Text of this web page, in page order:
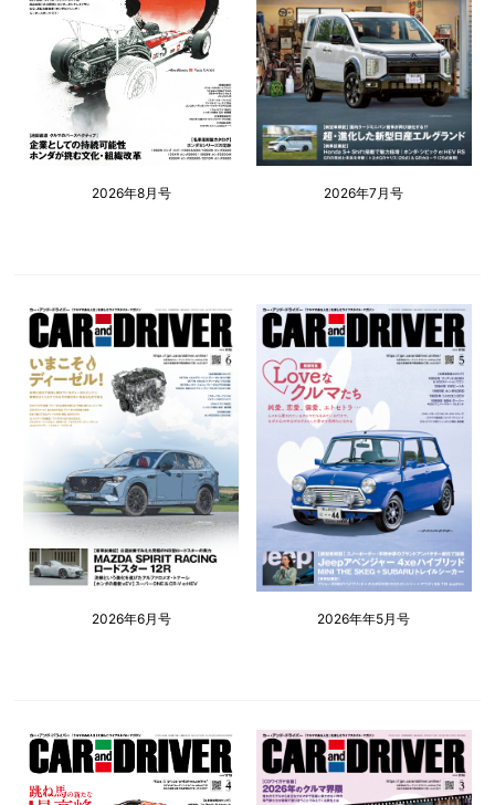
2026年8月号 2026年7月号
2026年6月号 2026年年5月号